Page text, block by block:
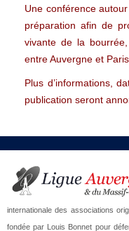
Une conférence
préparation afin de
vivante de la
entre Auvergne et Paris.
Plus d’informations,
publication seront
internationale des associations
fondée par Louis Bonnet pour